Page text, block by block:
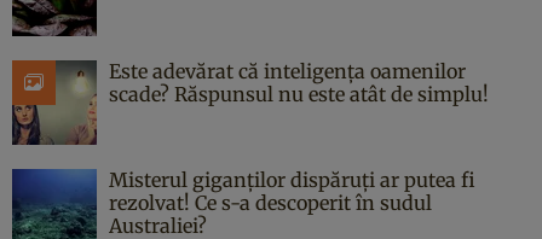
Este adevărat că inteligența oamenilor
scade? Răspunsul nu este atât de simplu!
Misterul giganților dispăruți ar putea fi
rezolvat! Ce s-a descoperit în sudul
Australiei?